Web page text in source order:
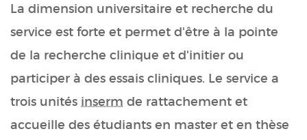
La dimension universitaire et recherche du
service est forte et permet d'être à la pointe
de la recherche clinique et d'initier ou
participer à des essais cliniques. Le service a
trois unités inserm de rattachement et
accueille des étudiants en master et en thèse